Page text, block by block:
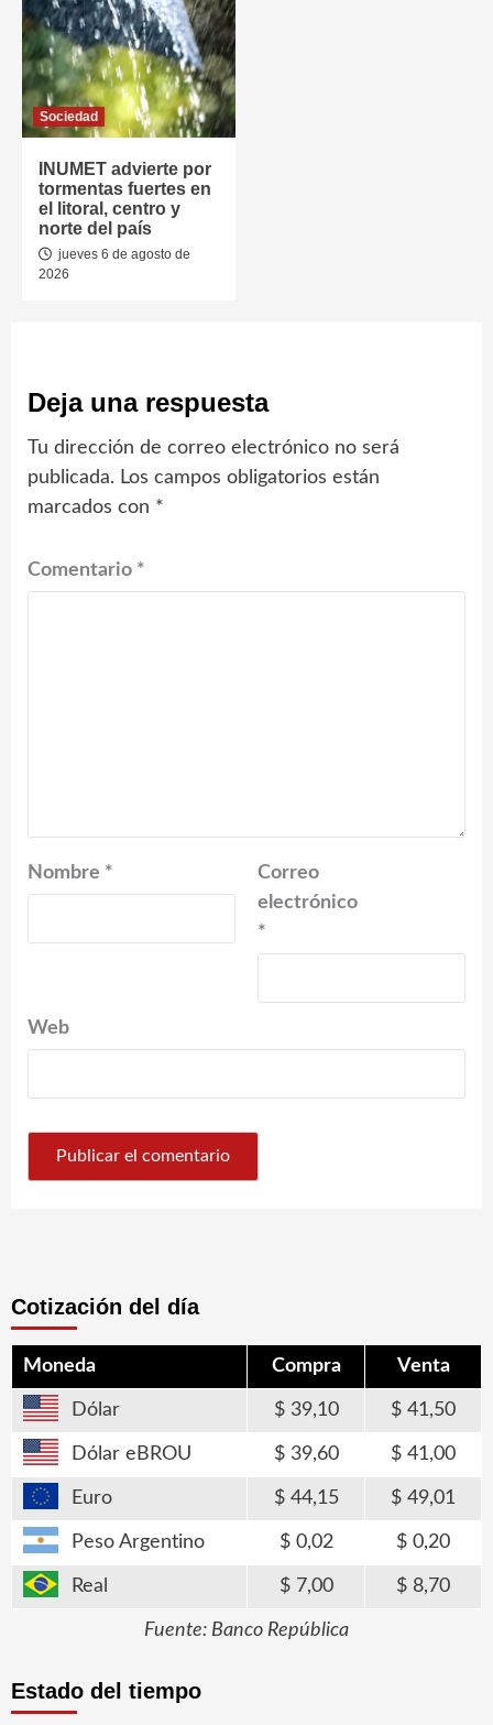
Sociedad
INUMET advierte por
tormentas fuertes en
el litoral, centro y
norte del país
jueves 6 de agosto de
2026
Deja una respuesta
Tu dirección de correo electrónico no será
publicada. Los campos obligatorios están
marcados con *
Comentario *
Nombre *
Correo
electrónico
*
Web
Cotización del día
Moneda Compra Venta
Dólar 39,10 41,50
Dólar eBROU 39,60 41,00
Euro 44,15 49,01
Peso Argentino 0,02 0,20
Real 7,00 8,70
Fuente: Banco República
Estado del tiempo